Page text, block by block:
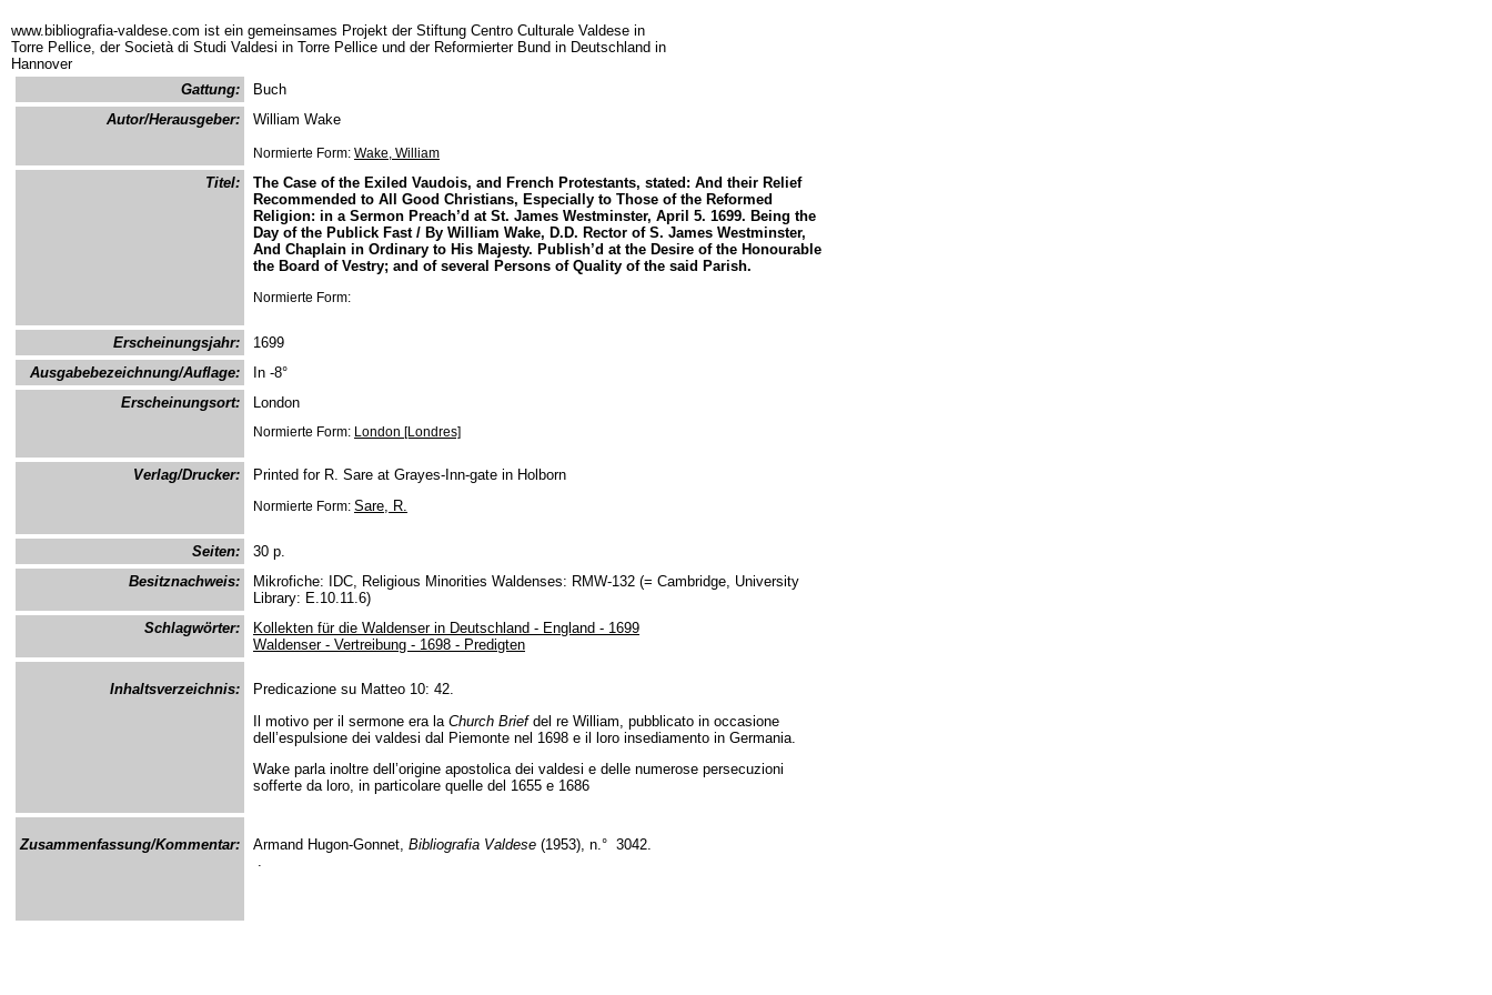
www.bibliografia-valdese.com ist ein gemeinsames Projekt der Stiftung Centro Culturale Valdese in
Torre Pellice, der Società di Studi Valdesi in Torre Pellice und der Reformierter Bund in Deutschland in
Hannover
Gattung:
Buch
Autor/Herausgeber:
William Wake
Normierte Form: Wake, William
Titel:
The Case of the Exiled Vaudois, and French Protestants, stated: And their Relief
Recommended to All Good Christians, Especially to Those of the Reformed
Religion: in a Sermon Preach’d at St. James Westminster, April 5. 1699. Being the
Day of the Publick Fast / By William Wake, D.D. Rector of S. James Westminster,
And Chaplain in Ordinary to His Majesty. Publish’d at the Desire of the Honourable
the Board of Vestry; and of several Persons of Quality of the said Parish.
Normierte Form:
Erscheinungsjahr:
1699
Ausgabebezeichnung/Auflage:
In -8°
Erscheinungsort:
London
Normierte Form: London [Londres]
Verlag/Drucker: Printed for R. Sare at Grayes-Inn-gate in Holborn
Normierte Form: Sare, R.
Seiten:
30 p.
Besitznachweis:
Mikrofiche: IDC, Religious Minorities Waldenses: RMW-132 (= Cambridge, University
Library: E.10.11.6)
Schlagwörter:
Kollekten für die Waldenser in Deutschland - England - 1699
Waldenser - Vertreibung - 1698 - Predigten
Inhaltsverzeichnis:
Predicazione su Matteo 10: 42.
Il motivo per il sermone era la Church Briefdel re William, pubblicato in occasione
dell’espulsione dei valdesi dal Piemonte nel 1698 e il loro insediamento in Germania.
Wake parla inoltre dell’origine apostolica dei valdesi e delle numerose persecuzioni
sofferte da loro, in particolare quelle del 1655 e 1686
Zusammenfassung/Kommentar: Armand Hugon-Gonnet, Bibliografia Valdese (1953), n.° 3042.
.